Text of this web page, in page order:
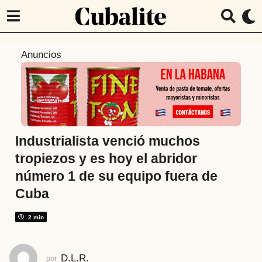
t
r
á
s
4
a
ñ
s
Anuncios
Industrialista venció muchos
tropiezos y es hoy el abridor
número 1 de su equipo fuera de
Cuba
2 min
por D.L.R.